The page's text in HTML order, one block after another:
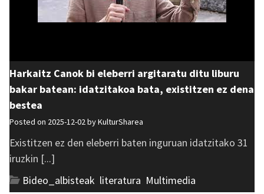
Harkaitz Canok bi eleberri argitaratu ditu liburu
bakar batean: idatzitakoa bata, existitzen ez dena
bestea
Posted on 2025-12-02 byKulturSharea
Existitzen ez den eleberri baten inguruan idatzitako 31
iruzkin [...]
Bideo_albisteak literatura Multimedia